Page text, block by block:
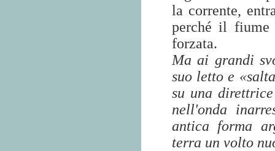
la corrente,
perché il fiume
forzata.
Ma ai grandi
suo letto e
su una
nell'onda
antica forma
terra un volto